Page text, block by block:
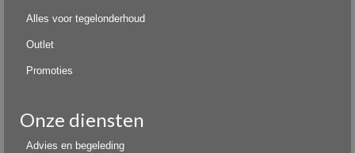
Alles voor tegelonderhoud
Outlet
Promoties
Onze diensten
Advies en begeleding